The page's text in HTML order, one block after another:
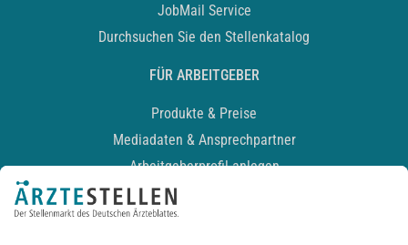
JobMail Service
Durchsuchen Sie den Stellenkatalog
FÜR ARBEITGEBER
Produkte & Preise
Mediadaten & Ansprechpartner
Arbeitgeberprofil anlegen
Recruiting-Podcast